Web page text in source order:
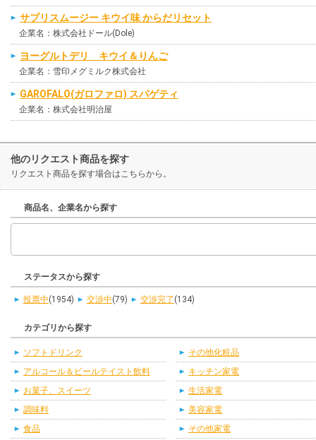
サプリスムージー キウイ味 からだリセット
企業名：株式会社ドール(Dole)
ヨーグルトデリ キウイ＆りんご
企業名：雪印メグミルク株式会社
GAROFALO(ガロファロ) スパゲティ
企業名：株式会社明治屋
他のリクエスト商品を探す
リクエスト商品を探す場合はこちらから。
商品名、企業名から探す
ステータスから探す
投票中(1954) 交渉中(79) 交渉完了 (134)
カテゴリから探す
ソフトドリンク
アルコール＆ビールテイスト飲料
お菓子、スイーツ
調味料
食品
その他化粧品
キッチン家電
生活家電
美容家電
その他家電